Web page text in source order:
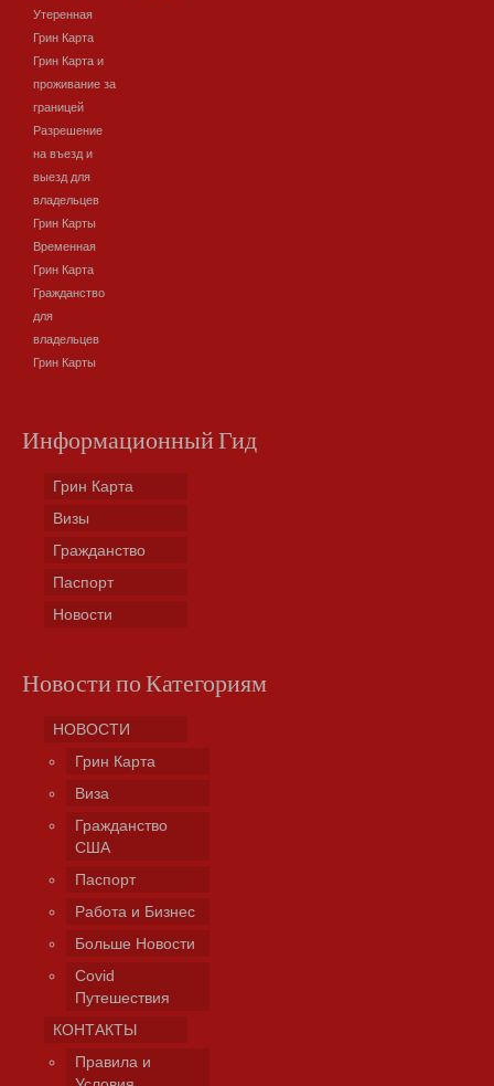
Утеренная
Грин Карта
Грин Карта и
проживание за
границей
Разрешение
на въезд и
выезд для
владельцев
Грин Карты
Временная
Грин Карта
Гражданство
для
владельцев
Грин Карты
Информационный Гид
Грин Карта
Визы
Гражданство
Паспорт
Новости
Новости по Категориям
НОВОСТИ
Грин Карта
Виза
Гражданство
США
Паспорт
Работа и Бизнес
Больше Новости
Covid
Путешествия
КОНТАКТЫ
Правила и